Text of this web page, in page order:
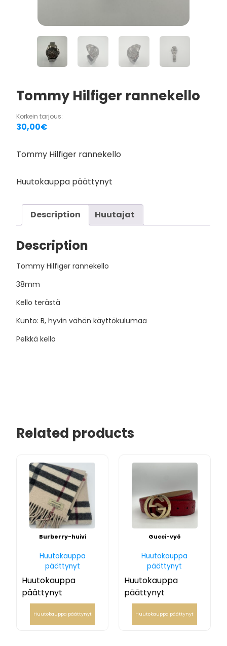
Tommy Hilfiger rannekello
Korkein tarjous:
30,00€
Tommy Hilfiger rannekello
Huutokauppa päättynyt
Description Huutajat
Description
Tommy Hilfiger rannekello
38mm
Kello terästä
Kunto: B, hyvin vähän käyttökulumaa
Pelkkä kello
Related products
Burberry-huivi
Huutokauppa
päättynyt
Huutokauppa
päättynyt
Huutokauppa päättynyt
Gucci-vyö
Huutokauppa
päättynyt
Huutokauppa
päättynyt
Huutokauppa päättynyt